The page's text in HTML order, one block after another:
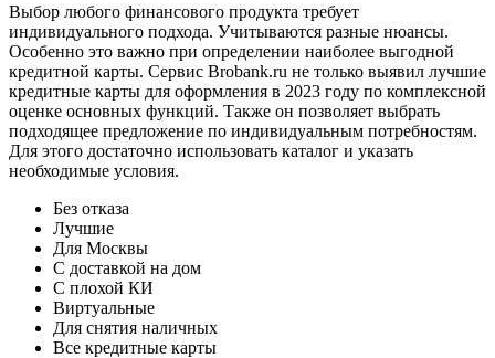
Выбор любого финансового продукта требует
индивидуального подхода. Учитываются разные нюансы.
Особенно это важно при определении наиболее выгодной
кредитной карты. Сервис Brobank.ru не только выявил лучшие
кредитные карты для оформления в 2023 году по комплексной
оценке основных функций. Также он позволяет выбрать
подходящее предложение по индивидуальным потребностям.
Для этого достаточно использовать каталог и указать
необходимые условия.
Без отказа
Лучшие
Для Москвы
С доставкой на дом
С плохой КИ
Виртуальные
Для снятия наличных
Все кредитные карты